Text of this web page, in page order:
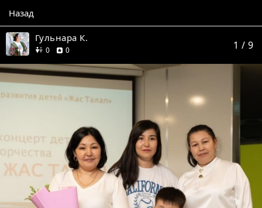
Назад
Гульнара К.
0друзей
0отзывов 1 / 9